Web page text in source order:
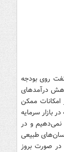
روی بودجه
درآمدهای
ممکن
بازار سرمایه‌
نمی‌دهیم و در
طبیعی
در صورت بروز